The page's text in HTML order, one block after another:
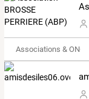
Associations & ONG